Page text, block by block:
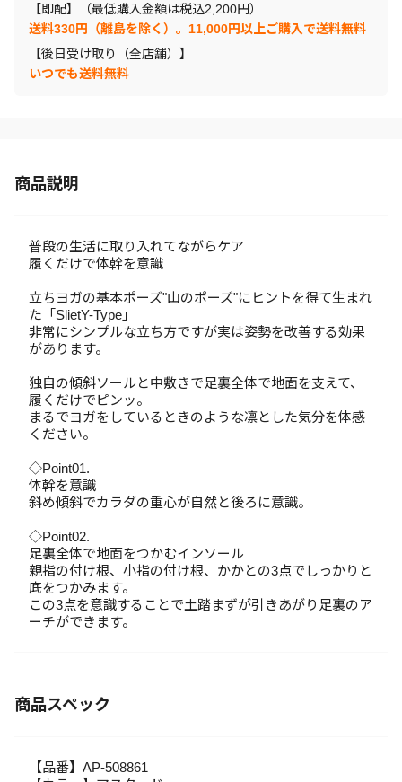
【即配】（最低購入金額は税込2,200円）
送料330円（離島を除く）。11,000円以上ご購入で送料無料
【後日受け取り（全店舗）】
いつでも送料無料
商品説明
普段の生活に取り入れてながらケア
履くだけで体幹を意識
立ちヨガの基本ポーズ"山のポーズ"にヒントを得て生まれ
た「SlietY-Type」
非常にシンプルな立ち方ですが実は姿勢を改善する効果
があります。
独自の傾斜ソールと中敷きで足裏全体で地面を支えて、
履くだけでピンッ。
まるでヨガをしているときのような凛とした気分を体感
ください。
◇Point01.
体幹を意識
斜め傾斜でカラダの重心が自然と後ろに意識。
◇Point02.
足裏全体で地面をつかむインソール
親指の付け根、小指の付け根、かかとの3点でしっかりと
底をつかみます。
この3点を意識することで土踏まずが引きあがり足裏のア
ーチができます。
商品スペック
【品番】AP-508861